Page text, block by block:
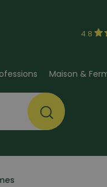
4.8
Maison &